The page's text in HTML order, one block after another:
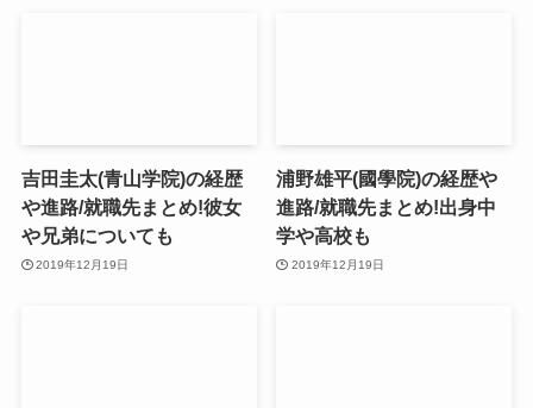
吉田圭太(青山学院)の経歴
や進路/就職先まとめ!彼女
や兄弟についても
2019年12月19日
浦野雄平(國學院)の経歴や
進路/就職先まとめ!出身中
学や高校も
2019年12月19日